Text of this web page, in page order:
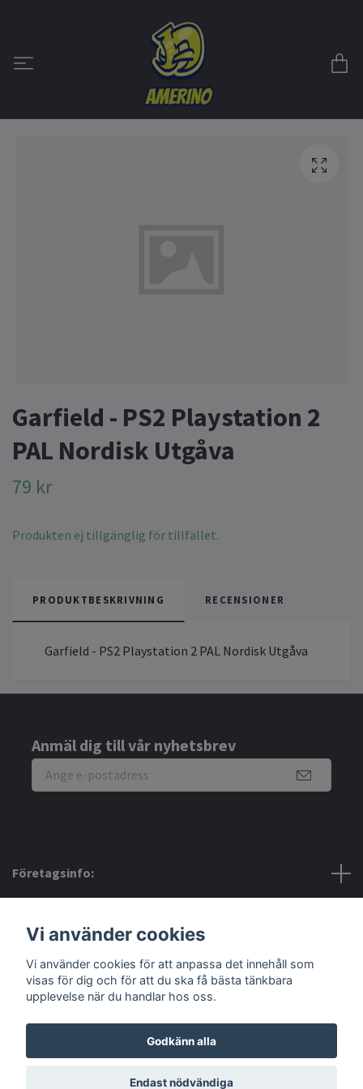
Garfield - PS2 Playstation 2
PAL Nordisk Utgåva
79 kr
Produkten ej tillgänglig för tillfället.
PRODUKTBESKRIVNING RECENSIONER
Garfield - PS2 Playstation 2 PAL Nordisk Utgåva
Anmäl dig till vår nyhetsbrev
Företagsinfo:
Sociala medier
© 2026 Amerino
Vi använder cookies
Vi använder cookies för att anpassa det innehåll som
visas för dig och för att du ska få bästa tänkbara
upplevelse när du handlar hos oss.
Godkänn alla
Endast nödvändiga